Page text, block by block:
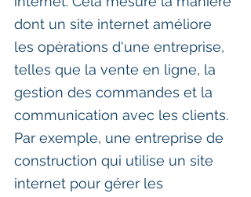
dont un site internet améliore
les opérations d'une entreprise,
telles que la vente en ligne, la
gestion des commandes et la
communication avec les clients.
Par exemple, une entreprise de
construction qui utilise un site
internet pour gérer les